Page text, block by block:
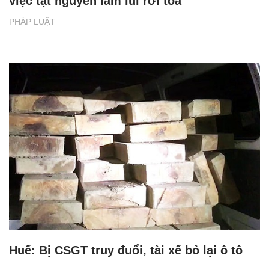
PHÁP LUẬT
Huế: Bị CSGT truy đuổi, tài xế bỏ lại ô tô